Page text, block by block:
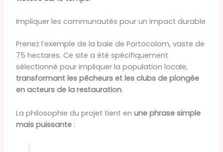
Impliquer les communautés pour un impact durable
Prenez l’exemple de la baie de Portocolom, vaste de
75 hectares. Ce site a été spécifiquement
sélectionné pour impliquer la population locale,
transformant les pêcheurs et les clubs de plongée
en acteurs de la restauration.
La philosophie du projet tient en une phrase simple
mais puissante: